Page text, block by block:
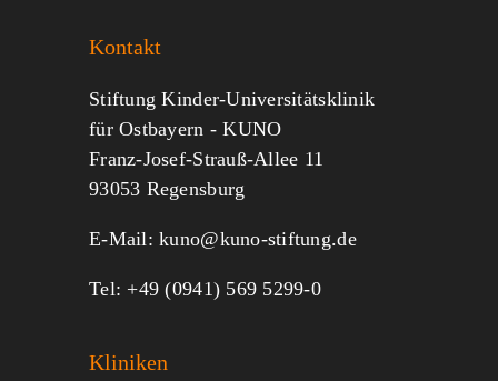
Jeder kann helfen.
MITMACHEN SPENDEN
Kontakt
Stiftung Kinder-Universitätsklinik
für Ostbayern - KUNO
Franz-Josef-Strauß-Allee 11
93053 Regensburg
E-Mail:kuno@kuno-stiftung.de
Tel: +49 (0941) 569 5299-0
Kliniken